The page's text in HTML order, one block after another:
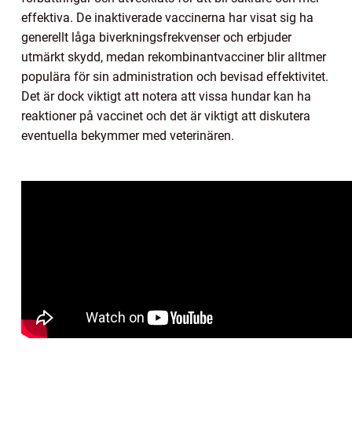
effektiva. De inaktiverade vaccinerna har visat sig ha
generellt låga biverkningsfrekvenser och erbjuder
utmärkt skydd, medan rekombinantvacciner blir alltmer
populära för sin administration och bevisad effektivitet.
Det är dock viktigt att notera att vissa hundar kan ha
reaktioner på vaccinet och det är viktigt att diskutera
eventuella bekymmer med veterinären.